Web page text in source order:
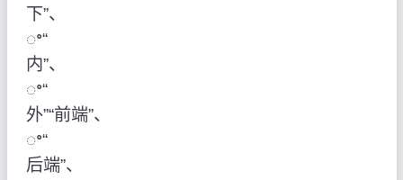
下”、
ꢀ“
内”、
ꢀ“
外”“前端”、
ꢀ“
后端”、